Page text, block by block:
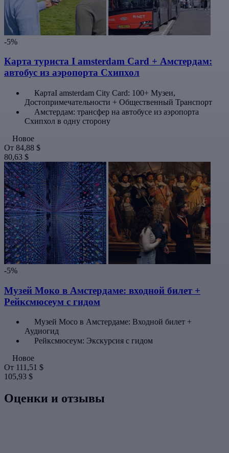
-5%
Карта туриста I amsterdam Card + Амстердам:
автобус из аэропорта Схипхол
КартаI amsterdam City Card: 100+ Музеи,
Достопримечательности + Общественный Транспорт
Амстердам: трансфер на автобусе из аэропорта
Схипхол в одну сторону
Новое
От 84,88 $
80,63 $
-5%
Музей Моко в Амстердаме: входной билет +
Рейксмюсеум с гидом
Музей Moco в Амстердаме: Входной билет +
Аудиогид
Рейксмюсеум: Экскурсия с гидом
Новое
От 111,51 $
105,93 $
Оценки и отзывы